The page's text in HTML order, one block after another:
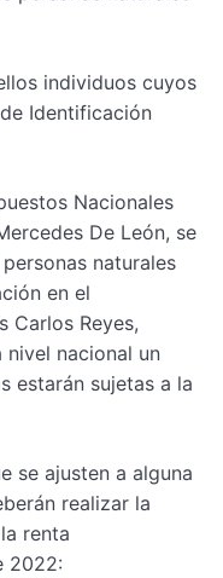
individuos cuyos
Identificación
Nacionales
De León, se
naturales
en el
Carlos Reyes,
nivel nacional un
estarán sujetas a la
se ajusten a alguna
realizar la
renta
2022: